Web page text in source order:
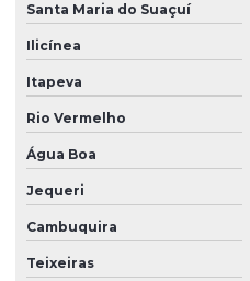
Santa Maria do Suaçuí
Ilicínea
Itapeva
Rio Vermelho
Água Boa
Jequeri
Cambuquira
Teixeiras